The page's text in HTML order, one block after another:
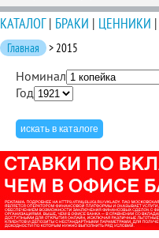
КАТАЛОГ| БРАКИ | ЦЕННИКИ |
Главная > 2015
Номинал
Год